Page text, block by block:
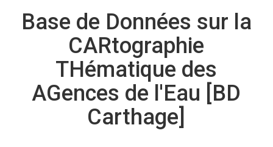
principaux
Base de Données sur la
CARtographie
THématique des
AGences de l'Eau [BD
Carthage]